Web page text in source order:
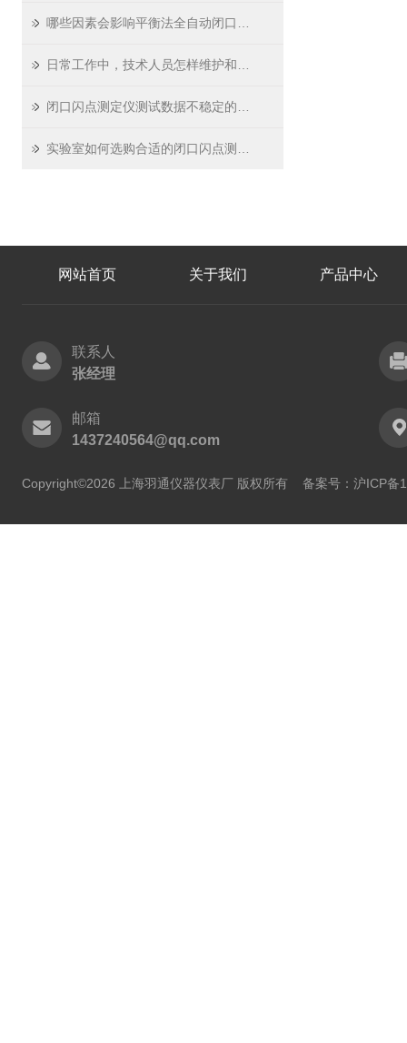
网站首页 关于我们 产品中心
联系人
张经理
邮箱
1437240564@qq.com
Copyright©2026 上海羽通仪器仪表厂 版权所有 备案号：沪ICP备